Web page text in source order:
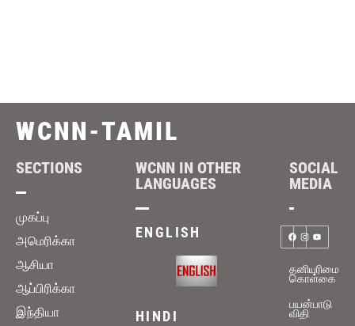
WCNN-TAMIL
SECTIONS
முகப்பு
அமெரிக்கா
ஆசியா
ஆப்பிரிக்கா
இந்தியா
WCNN IN OTHER
LANGUAGES
ENGLISH
HINDI
SOCIAL
MEDIA
தனியுரிமை
கொள்கை
பயன்பாடு
விதி